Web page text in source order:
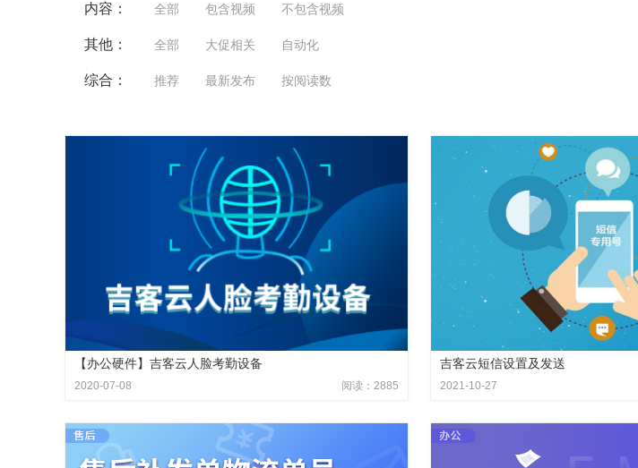
内容： 全部 包含视频 不包含视频
其他： 全部 大促相关 自动化
综合： 推荐 最新发布 按阅读数
【办公硬件】吉客云人脸考勤设备
2020-07-08 阅读：2885
吉客云短信设置及发送
2021-10-27